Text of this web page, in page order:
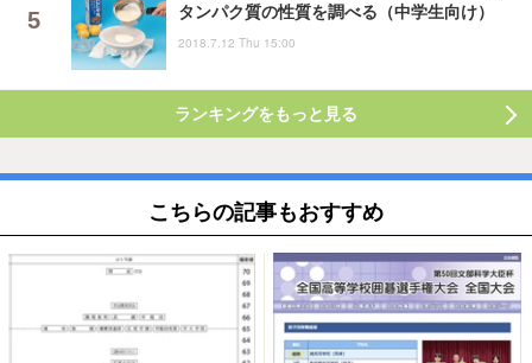
タンパク質の性質を調べる（中学生向け）
2018.7.12 Thu 15:00
ランキングをもっと見る
こちらの記事もおすすめ